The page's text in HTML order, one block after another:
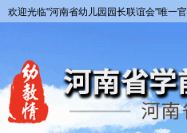
欢迎光临"河南省幼儿园园长联谊会"唯一